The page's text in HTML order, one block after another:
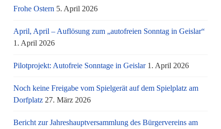
Frohe Ostern 5. April 2026
April, April – Auflösung zum „autofreien Sonntag in Geislar“
1. April 2026
Pilotprojekt: Autofreie Sonntage in Geislar 1. April 2026
Noch keine Freigabe vom Spielgerät auf dem Spielplatz am
Dorfplatz 27. März 2026
Bericht zur Jahreshauptversammlung des Bürgervereins am